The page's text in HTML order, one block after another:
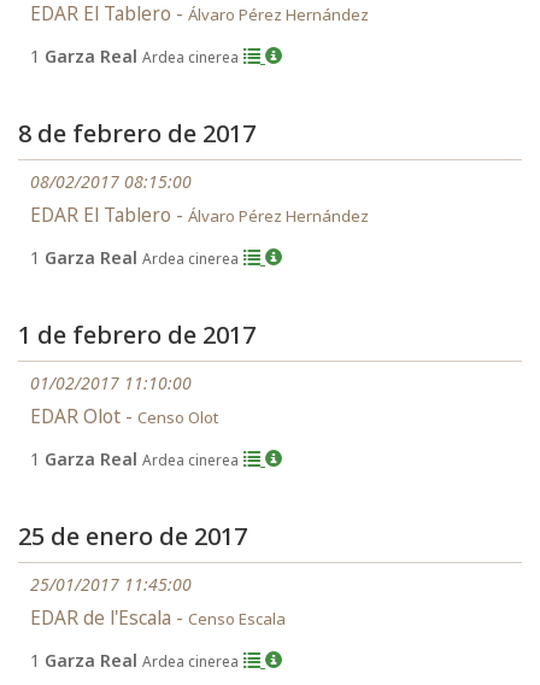
EDAR El Tablero - Álvaro Pérez Hernández
1 Garza Real Ardea cinerea
8 de febrero de 2017
08/02/2017 08:15:00
EDAR El Tablero - Álvaro Pérez Hernández
1 Garza Real Ardea cinerea
1 de febrero de 2017
01/02/2017 11:10:00
EDAR Olot - Censo Olot
1 Garza Real Ardea cinerea
25 de enero de 2017
25/01/2017 11:45:00
EDAR de l'Escala - Censo Escala
1 Garza Real Ardea cinerea